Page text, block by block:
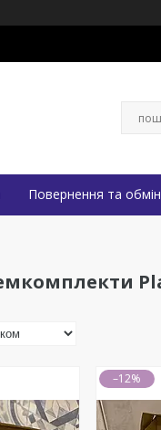
Повернення та обмін
–12%